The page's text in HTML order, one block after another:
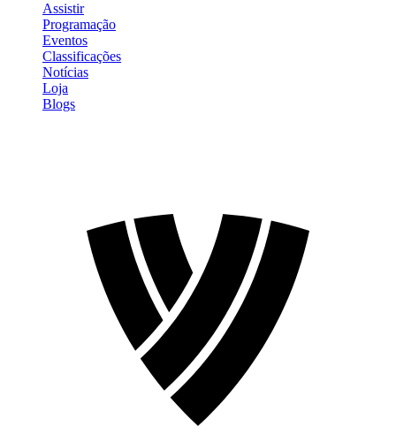
Assistir
Programação
Eventos
Classificações
Notícias
Loja
Blogs